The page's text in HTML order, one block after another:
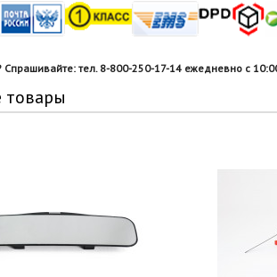
Спрашивайте: тел. 8-800-250-17-14 ежедневно с